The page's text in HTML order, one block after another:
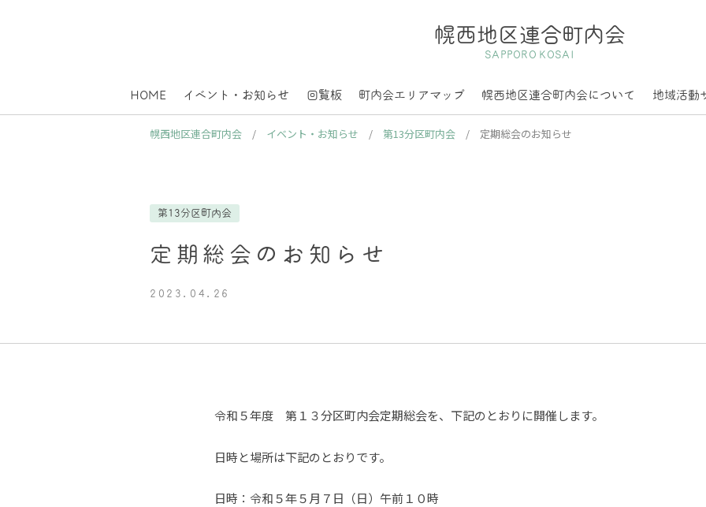
幌西地区連合町内会
SAPPORO KOSAI
HOME イベント・お知らせ 回覧板 町内会エリアマップ 幌西地区連合町内会について 地域活動
幌西地区連合町内会 / イベント・お知らせ / 第13分区町内会 / 定期総会のお知らせ
第13分区町内会
定期総会のお知らせ
2023.04.26
令和５年度 第１３分区町内会定期総会を、下記のとおりに開催します。
日時と場所は下記のとおりです。
日時：令和５年５月７日（日）午前１０時